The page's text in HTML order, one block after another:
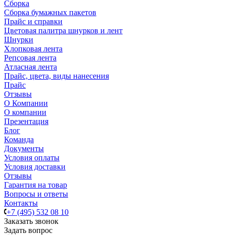
Сборка
Сборка бумажных пакетов
Прайс и справки
Цветовая палитра шнурков и лент
Шнурки
Хлопковая лента
Репсовая лента
Атласная лента
Прайс, цвета, виды нанесения
Прайс
Отзывы
О Компании
О компании
Презентация
Блог
Команда
Документы
Условия оплаты
Условия доставки
Отзывы
Гарантия на товар
Вопросы и ответы
Контакты
+7 (495) 532 08 10
Заказать звонок
Задать вопрос